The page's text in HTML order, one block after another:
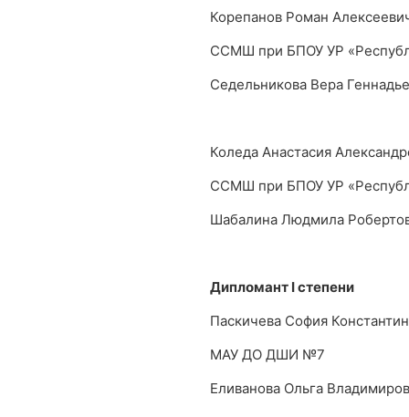
Корепанов Роман
ССМШ при БПОУ УР
Седельникова Вера
Коледа Анастасия
ССМШ при БПОУ УР
Шабалина Людмила
Дипломант Iстепени
Паскичева София
МАУ ДО ДШИ №7
Еливанова Ольга